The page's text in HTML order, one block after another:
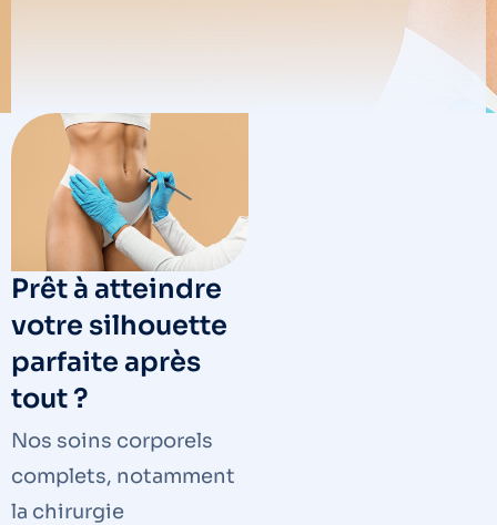
Prêt à atteindre
votre silhouette
parfaite après
tout ?
Nos soins corporels
complets, notamment
la chirurgie